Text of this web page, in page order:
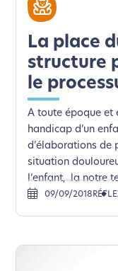
La place
structure
le
A toute époque et
handicap d’un
d’élaborations de
situation
l’enfant, la notre
09/09/2018